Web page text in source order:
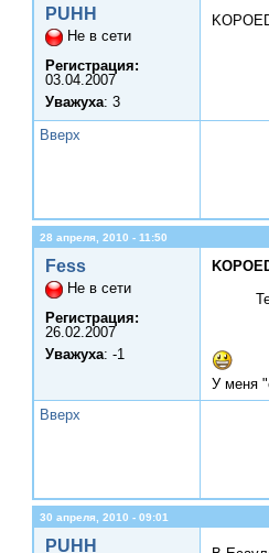
PUHH
Не в сети
Регистрация:
03.04.2007
Уважуха: 3
Вверх
28 апреля, 2010 - 11:50
Fess
Не в сети
Регистрация:
26.02.2007
Уважуха: -1
У меня
Вверх
30 апреля, 2010 - 09:01
PUHH